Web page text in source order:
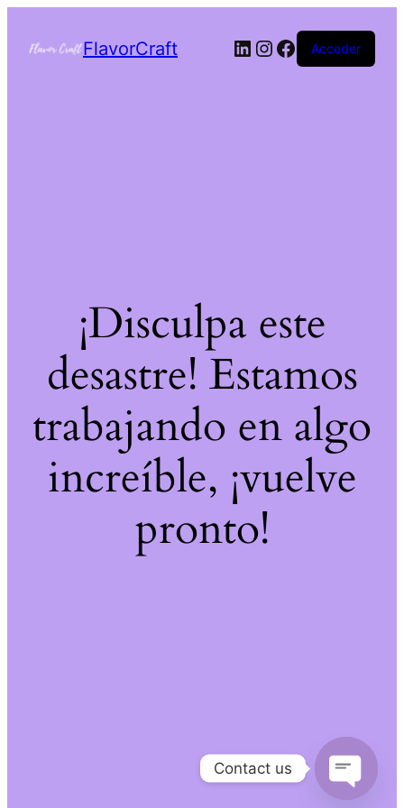
FlavorCraft Acceder
¡Disculpa este
desastre! Estamos
trabajando en algo
increíble, ¡vuelve
pronto!
Contact us